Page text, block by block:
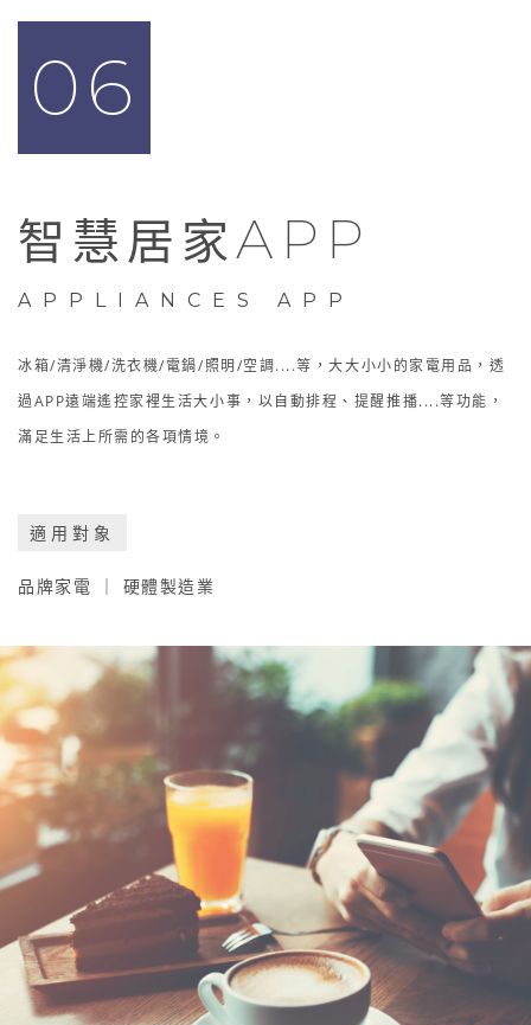
06
智慧居家APP
APPLIANCES APP
冰箱/清淨機/洗衣機/電鍋/照明/空調....等，大大小小的家電用品，透
過APP遠端遙控家裡生活大小事，以自動排程、提醒推播....等功能，
滿足生活上所需的各項情境。
適用對象
品牌家電 ｜ 硬體製造業